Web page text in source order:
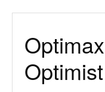
Optimax
Optimist